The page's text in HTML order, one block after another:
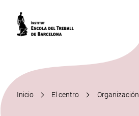
Inicio El centro Organización